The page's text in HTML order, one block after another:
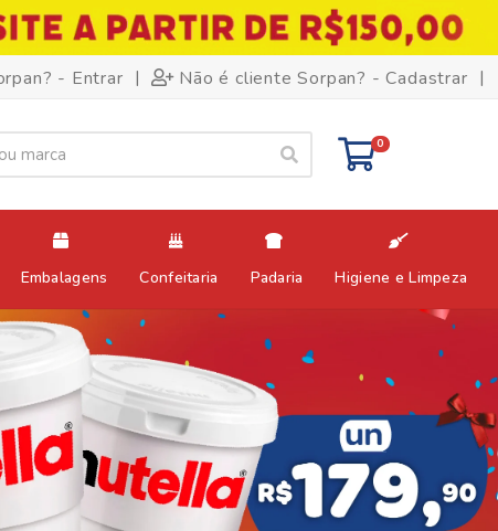
- Entrar | Não é cliente Sorpan? - Cadastrar |
0
Embalagens Confeitaria Padaria Higiene e Limpeza